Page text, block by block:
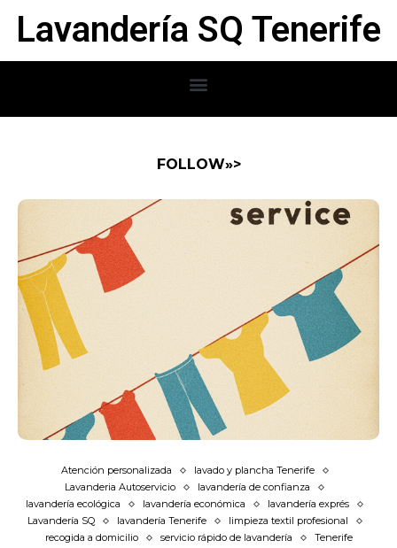
Lavandería SQ Tenerife
FOLLOW»>
Atención personalizada
lavado y plancha Tenerife
Lavanderia Autoservicio
lavandería de confianza
lavandería ecológica
lavandería económica
lavandería exprés
Lavandería SQ
lavandería Tenerife
limpieza textil profesional
recogida a domicilio
servicio rápido de lavandería Tenerife